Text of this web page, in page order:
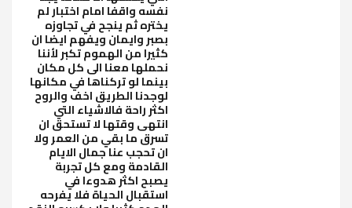
نفسه واقفا امام اختبار لم
يختره ثم ينجح في تجاوزه
بصبر وايمان ويفهم ايضا ان
كثيرا من الهموم تكبر لأننا
نحملها معنا الى كل مكان
بينما لو تركناها في مكانها
لوجدنا الطريق اخف والروح
اكثر راحة فالاشياء التي
انتهى وقتها لا تستحق ان
تسرق ما بقي من العمر ولا
ان تحجب عنا جمال الايام
القادمة ومع كل تجربة
يصبح اكثر هدوءا في
استقبال الحياة فلا يفرحه